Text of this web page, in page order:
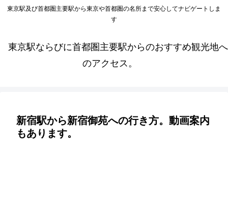
東京駅及び首都圏主要駅から東京や首都圏の名所まで安心してナビゲートしま
す
東京駅ならびに首都圏主要駅からのおすすめ観光地へ
のアクセス。
新宿駅から新宿御苑への行き方。動画案内
もあります。